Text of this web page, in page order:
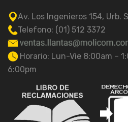
Av. Los Ingenieros 154, Urb.
Telefono: (01) 512 3372
Horario: Lun-Vie 8:00am –
6:00pm